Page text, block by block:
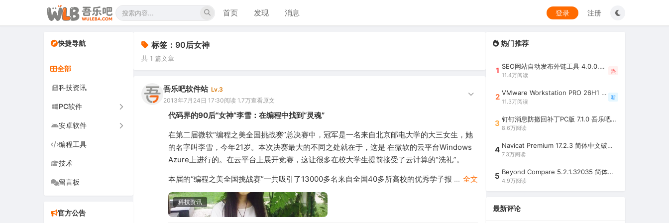
首页 发现 消息 登录 注册
快捷导航
全部
科技资讯
PC软件
办公软件
网络软件
音频视频
安卓软件
手机软件
车机软件
编程工具
技术
留言板
官方公告
标签：90后女神
共 1 篇文章
吾乐吧软件站 Lv.3
2013年7月24日 17:30阅读 1.7万查看原文
代码界的90后“女神”李雪：在编程中找到“灵魂”
在第二届微软“编程之美全国挑战赛”总决赛中，冠军是一名来自北京邮电大学的大三女生，她
的名字叫李雪，今年21岁。本次决赛最大的不同之处就在于，这是 在微软的云平台Windows
Azure上进行的。在云平台上展开竞赛，这让很多在校大学生提前接受了云计算的“洗礼”。
本届的“编程之美全国挑战赛”一共吸引了13000多名来自全国40多所高校的优秀学子报 ... 全文
科技资讯
热门推荐
1 SEO网站自动发布外链工具 4.0.0.0 吾乐吧优化版（智能代理狂刷外链）
11.4万阅读
热
2 VMware Workstation PRO 26H1 中文精简安装注册版 / 完整版（最好用的虚拟机软件）
11.3万阅读
新
3 钉钉消息防撤回补丁PC版 7.1.0 吾乐吧优化版（支持消息防撤回+钉钉多开+支持消息永不已读+去除钉钉水印）
8.6万阅读
4 Navicat Premium 17.2.3 简体中文破解版（多重数据库管理工具）
7.3万阅读
5 Beyond Compare 5.2.1.32035 简体中文注册版（超强文件/夹比较工具）
4.9万阅读
最新评论